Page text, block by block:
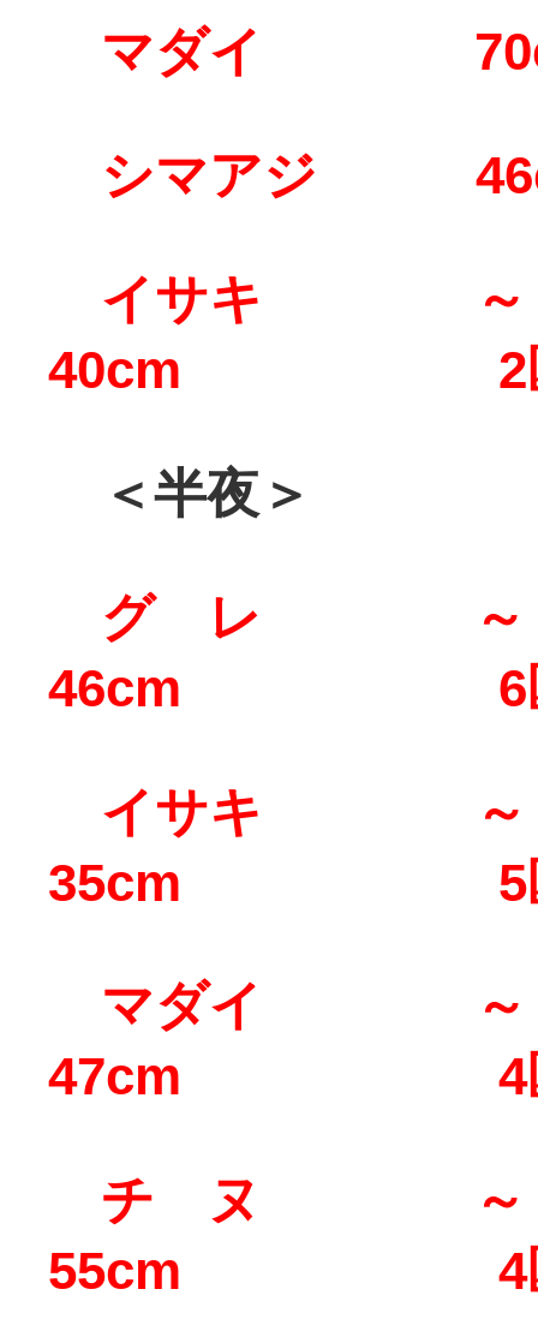
マダイ
シマアジ
イサキ ～
40cm 2
＜半夜＞
グ レ ～
46cm 6
イサキ ～
35cm 5
マダイ ～
47cm 4
チ ヌ ～
55cm 4